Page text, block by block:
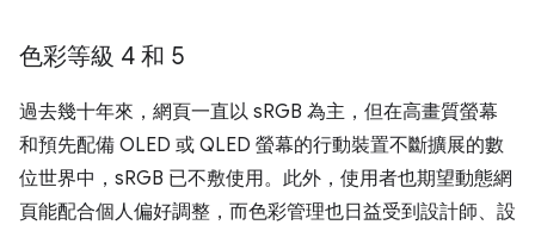
色彩等級 4 和 5
過去幾十年來，網頁一直以 sRGB 為主，但在高畫質螢幕
和預先配備 OLED 或 QLED 螢幕的行動裝置不斷擴展的數
位世界中，sRGB 已不敷使用。此外，使用者也期望動態網
頁能配合個人偏好調整，而色彩管理也日益受到設計師、設